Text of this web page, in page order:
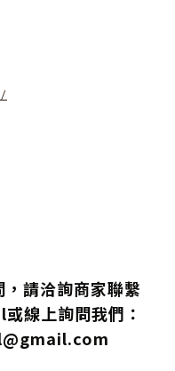
請洽詢商家聯繫
線上詢問我們 ：